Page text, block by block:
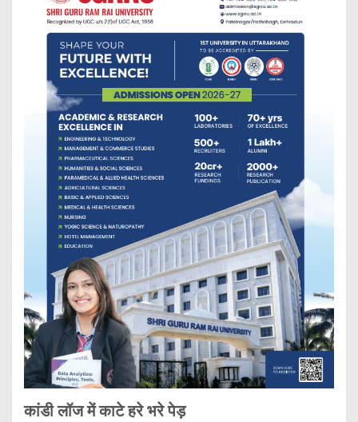
कांडी लॉज में काटे हरे भरे पेड़